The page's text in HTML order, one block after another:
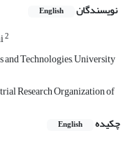
نویسندگان English
2
and Technologies, University
Research Organization of
چکیده
English